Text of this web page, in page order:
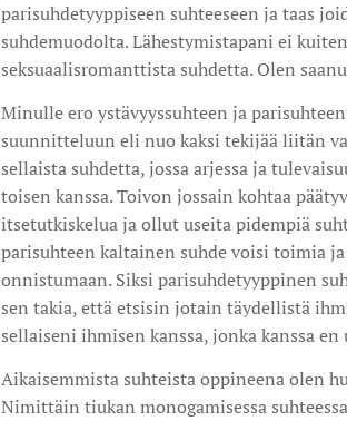
parisuhdetyyppiseen suhteeseen ja taas
suhdemuodolta. Lähestymistapani ei
seksuaalisromanttista suhdetta. Olen
Minulle ero ystävyyssuhteen ja
suunnitteluun eli nuo kaksi tekijää liitän
sellaista suhdetta, jossa arjessa ja
toisen kanssa. Toivon jossain kohtaa
itsetutkiskelua ja ollut useita pidempiä
parisuhteen kaltainen suhde voisi toimia
onnistumaan. Siksi parisuhdetyyppinen
sen takia, että etsisin jotain täydellistä
sellaiseni ihmisen kanssa, jonka kanssa
Aikaisemmista suhteista oppineena olen
Nimittäin tiukan monogamisessa